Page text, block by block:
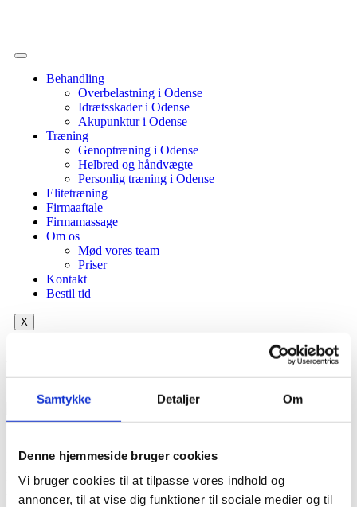
Samtykke Detaljer Om
Denne hjemmeside bruger cookies
Vi bruger cookies til at tilpasse vores indhold og
annoncer, til at vise dig funktioner til sociale medier og til
Behandling
Overbelastning i Odense
Idrætsskader i Odense
Akupunktur i Odense
Træning
Genoptræning i Odense
Helbred og håndvægte
Personlig træning i Odense
Elitetræning
Firmaaftale
Firmamassage
Om os
Mød vores team
Priser
Kontakt
Bestil tid
X
Line fysioterapeut web
Din e-mailadresse vil ikke blive publiceret. Krævede felter er
markeret med